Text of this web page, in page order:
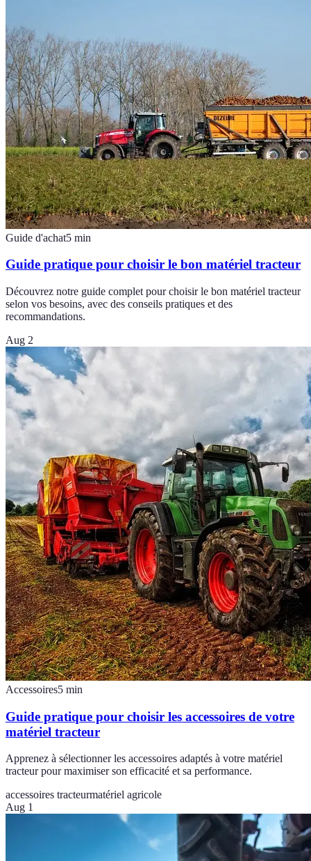
Guide d'achat5 min
Guide pratique pour choisir le bon matériel tracteur
Découvrez notre guide complet pour choisir le bon matériel tracteur
selon vos besoins, avec des conseils pratiques et des
recommandations.
Aug 2
Accessoires5 min
Guide pratique pour choisir les accessoires de votre
matériel tracteur
Apprenez à sélectionner les accessoires adaptés à votre matériel
tracteur pour maximiser son efficacité et sa performance.
accessoires tracteurmatériel agricole
Aug 1